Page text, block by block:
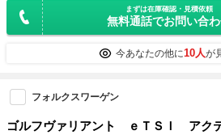
まずは在庫確認・見積依頼
無料通話でお問い合
今あなたの他に10人が
フォルクスワーゲン
ゴルフヴァリアント ｅＴＳＩ アク